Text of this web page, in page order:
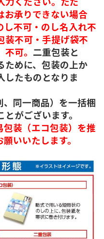
お承りできない場合
し不可・のし名入れ不
装不可・手提げ袋不
可。 二重包装と
ために、包装の上か
したものとなりま
同一商品）を一括梱
がございます。
装（エコ包装）を推
いいたします。